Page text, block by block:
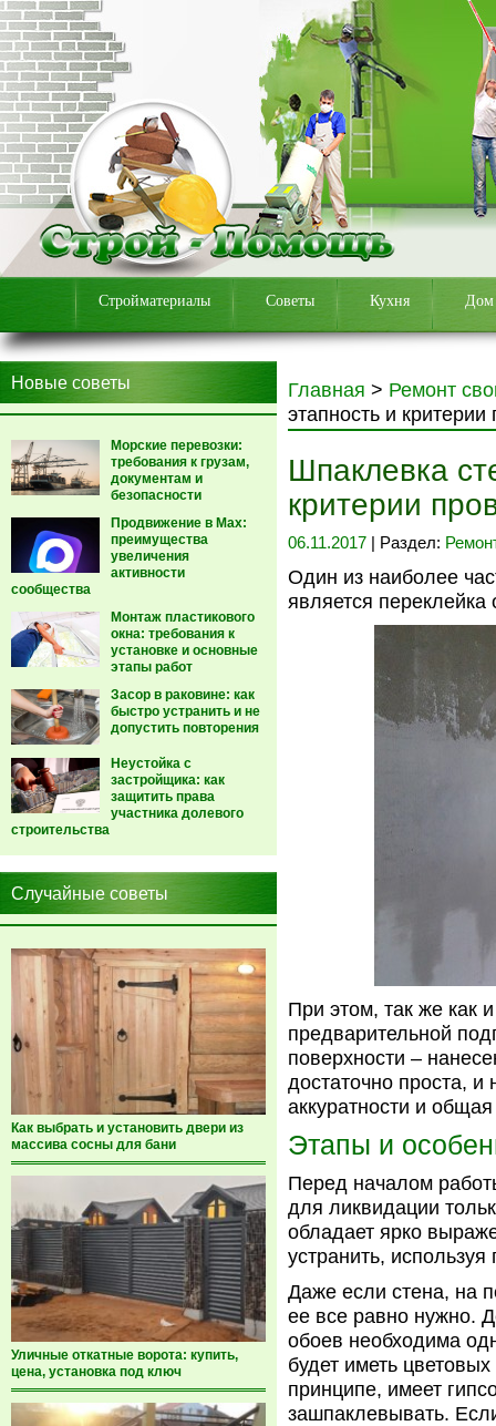
Стройматериалы Советы Кухня Дом
Новые советы
Морские перевозки:
требования к грузам,
документам и
безопасности
Продвижение в Max:
преимущества
увеличения
активности
сообщества
Монтаж пластикового
окна: требования к
установке и основные
этапы работ
Засор в раковине: как
быстро устранить и не
допустить повторения
Неустойка с
застройщика: как
защитить права
участника долевого
строительства
Случайные советы
Как выбрать и установить двери из
массива сосны для бани
Уличные откатные ворота: купить,
цена, установка под ключ
Главная > Ремонт
этапность и
Шпаклевка
критерии
06.11.2017 | Раздел:
Один из наиболее
является переклейка
При этом, так же как
предварительной
поверхности –
достаточно проста, и
аккуратности и
Этапы и
Перед началом
для ликвидации
обладает ярко
устранить, используя
Даже если стена, на
ее все равно нужно.
обоев необходима
будет иметь
принципе, имеет
зашпаклевывать.